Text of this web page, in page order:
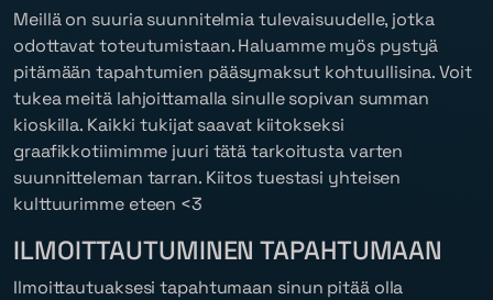
Meillä on suuria suunnitelmia tulevaisuudelle, jotka
odottavat toteutumistaan. Haluamme myös pystyä
pitämään tapahtumien pääsymaksut kohtuullisina. Voit
tukea meitä lahjoittamalla sinulle sopivan summan
kioskilla. Kaikki tukijat saavat kiitokseksi
graafikkotiimimme juuri tätä tarkoitusta varten
suunnitteleman tarran. Kiitos tuestasi yhteisen
kulttuurimme eteen <3
ILMOITTAUTUMINEN TAPAHTUMAAN
Ilmoittautuaksesi tapahtumaan sinun pitää olla